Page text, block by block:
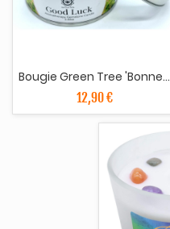
Bougie Green Tree 'Bonne...
12,90 €